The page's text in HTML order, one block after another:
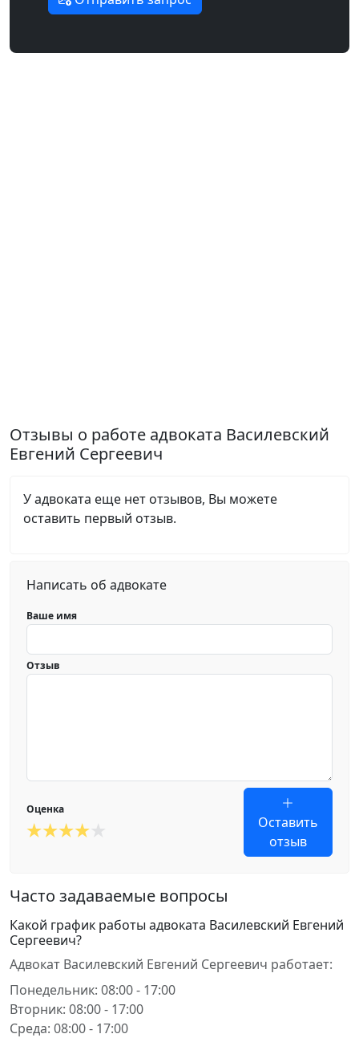
Отзывы о работе адвоката Василевский
Евгений Сергеевич
У адвоката еще нет отзывов, Вы можете
оставить первый отзыв.
Написать об адвокате
Ваше имя
Отзыв
Оценка
Оставить
отзыв
Часто задаваемые вопросы
Какой график работы адвоката Василевский Евгений
Сергеевич?
Адвокат Василевский Евгений Сергеевич работает:
Понедельник: 08:00 - 17:00
Вторник: 08:00 - 17:00
Среда: 08:00 - 17:00